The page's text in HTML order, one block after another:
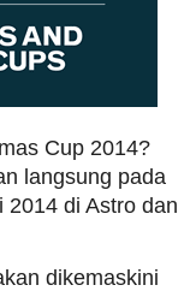
Cup 2014?
langsung pada
2014 di Astro dan
dikemaskini